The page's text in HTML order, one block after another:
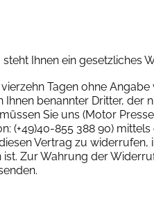
Ihnen ein gesetzliches
Tagen ohne
Ihnen benannter Dritter,
Sie uns (Motor
(+49)40-855 388 90)
Vertrag zu
Zur Wahrung der